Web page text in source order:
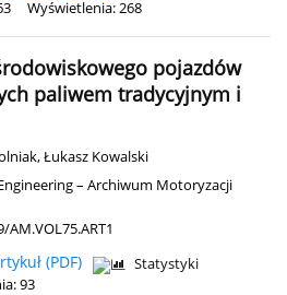
Wyświetlenia: 268
pojazdów
paliwem tradycyjnym i
,Łukasz Kowalski
– Archiwum Motoryzacji
(PDF)
Statystyki
93